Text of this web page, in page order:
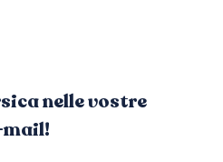
nelle vostre